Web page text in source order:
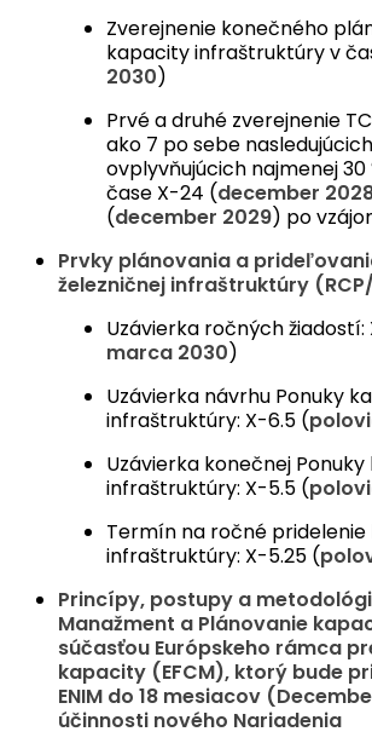
Zverejnenie konečného
kapacity infraštruktúry v
2030)
Prvé a druhé zverejnenie
ako 7 po sebe
ovplyvňujúcich najmenej 30
čase X-24 (december
(december 2029) po
Prvky plánovania a
železničnej infraštruktúry
Uzávierka ročných žiadostí:
marca 2030)
Uzávierka návrhu Ponuky
infraštruktúry: X-6.5 (
Uzávierka konečnej
infraštruktúry: X-5.5 (
Termín na ročné
infraštruktúry: X-5.25 (
Princípy, postupy a
Manažment a Plánovanie
súčasťou Európskeho rámca
kapacity (EFCM), ktorý bude
ENIM do 18 mesiacov
účinnosti nového Nariadenia